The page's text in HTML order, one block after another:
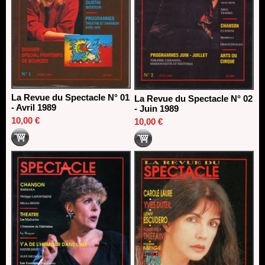
La Revue du Spectacle N° 01
- Avril 1989
10,00 €
La Revue du Spectacle N° 02
- Juin 1989
10,00 €